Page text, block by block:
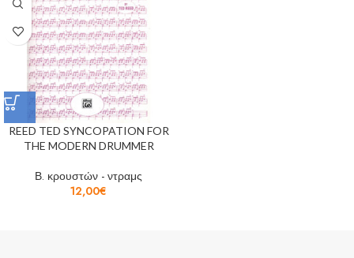
REED TED SYNCOPATION FOR
THE MODERN DRUMMER
Β. κρουστών - ντραμς
12,00€